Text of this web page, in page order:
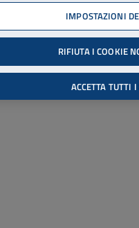
06 45539607IMPOSTAZIONI
RIFIUTA I COOKIE
ACCETTA TUTTI